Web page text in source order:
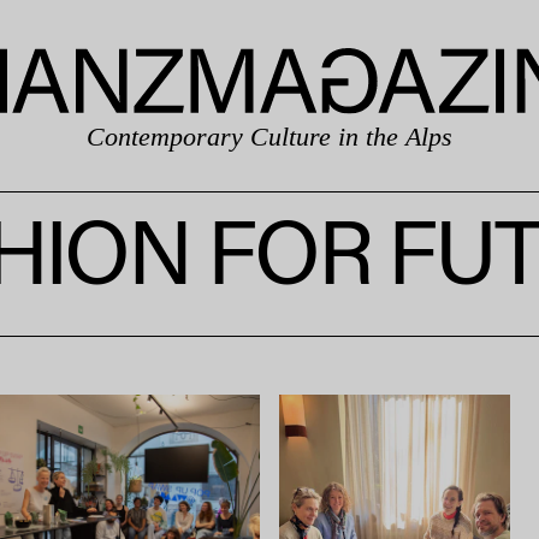
Contemporary Culture in the Alps
FOR